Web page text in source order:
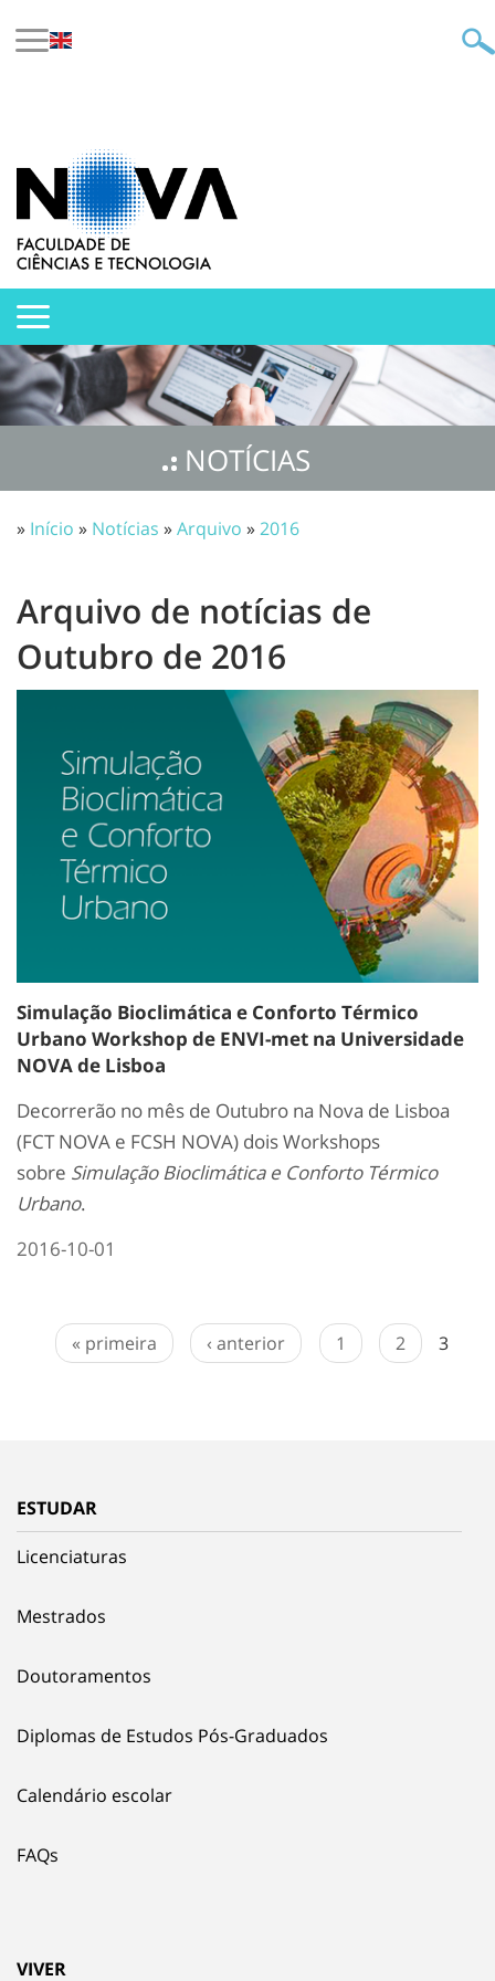
NOTÍCIAS
» Início » Notícias »Arquivo »2016
Arquivo de notícias de
Outubro de 2016
Simulação Bioclimática e Conforto Térmico
Urbano Workshop de ENVI-met na Universidade
NOVA de Lisboa
Decorrerão no mês de Outubro na Nova de Lisboa
(FCT NOVA e FCSH NOVA) dois Workshops
sobre Simulação Bioclimática e Conforto Térmico
Urbano.
2016-10-01
« primeira ‹ anterior 1 2 3
ESTUDAR
Licenciaturas
Mestrados
Doutoramentos
Diplomas de Estudos Pós-Graduados
Calendário escolar
FAQs
VIVER